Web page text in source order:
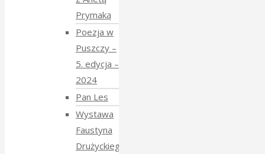
Prymaką
Poezja w
Puszczy –
5. edycja –
2024
Pan Les
Wystawa
Faustyna
Drużyckiego